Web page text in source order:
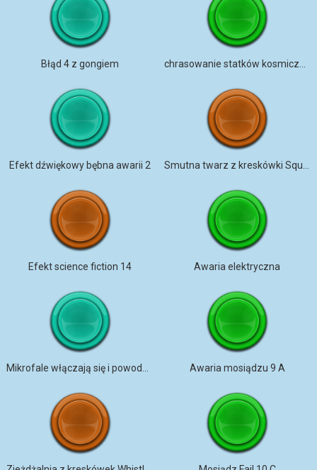
Błąd 4 z gongiem
Efekt dźwiękowy bębna awarii 2
Efekt science fiction 14 Awaria elektryczna
Awaria mosiądzu 9 A